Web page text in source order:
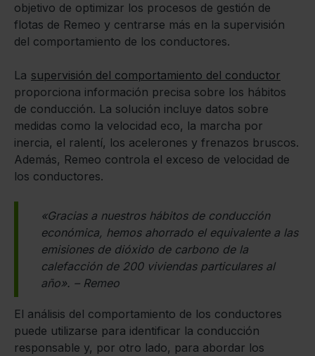
objetivo de optimizar los procesos de gestión de
flotas de Remeo y centrarse más en la supervisión
del comportamiento de los conductores.
La supervisión del comportamiento del conductor
proporciona información precisa sobre los hábitos
de conducción. La solución incluye datos sobre
medidas como la velocidad eco, la marcha por
inercia, el ralentí, los acelerones y frenazos bruscos.
Además, Remeo controla el exceso de velocidad de
los conductores.
«Gracias a nuestros hábitos de conducción
económica, hemos ahorrado el equivalente a las
emisiones de dióxido de carbono de la
calefacción de 200 viviendas particulares al
año». – Remeo
El análisis del comportamiento de los conductores
puede utilizarse para identificar la conducción
responsable y, por otro lado, para abordar los